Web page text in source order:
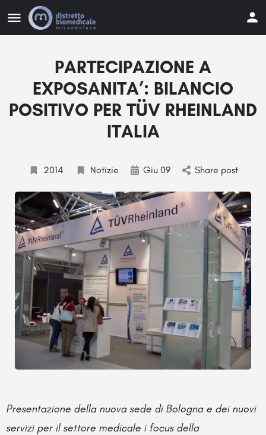
PARTECIPAZIONE A
EXPOSANITA’: BILANCIO
POSITIVO PER TÜV RHEINLAND
ITALIA
2014 Notizie Giu 09 Share post
Presentazione della nuova sede di Bologna e dei nuovi
servizi per il settore medicale i focus della